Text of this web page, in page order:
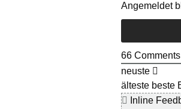
Angemeldet
66 Comments
neuste
älteste beste
Inline